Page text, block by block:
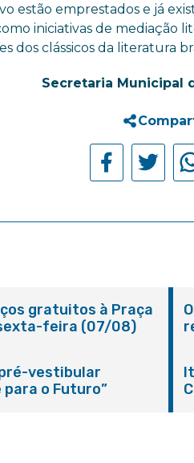
estão emprestados e já
iniciativas de
dos clássicos da literatura
Secretaria Municipal
gratuitos à Praça
feira (07/08)
vestibular
o Futuro”